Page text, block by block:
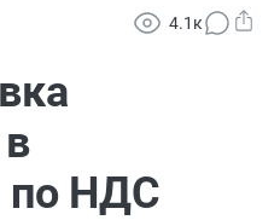
в документах предлагают
4.1к
по НДС